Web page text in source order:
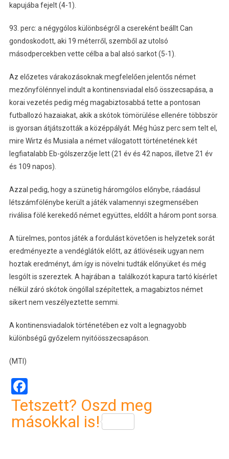
kapujába fejelt (4-1).
93. perc: a négygólos különbségről a csereként beállt Can
gondoskodott, aki 19 méterről, szemből az utolsó
másodpercekben vette célba a bal alsó sarkot (5-1).
Az előzetes várakozásoknak megfelelően jelentős német
mezőnyfölénnyel indult a kontinensviadal első összecsapása, a
korai vezetés pedig még magabiztosabbá tette a pontosan
futballozó hazaiakat, akik a skótok tömörülése ellenére többször
is gyorsan átjátszották a középpályát. Még húsz perc sem telt el,
mire Wirtz és Musiala a német válogatott történetének két
legfiatalabb Eb-gólszerzője lett (21 év és 42 napos, illetve 21 év
és 109 napos).
Azzal pedig, hogy a szünetig háromgólos előnybe, ráadásul
létszámfölénybe került a játék valamennyi szegmensében
riválisa fölé kerekedő német együttes, eldőlt a három pont sorsa.
A türelmes, pontos játék a fordulást követően is helyzetek sorát
eredményezte a vendéglátók előtt, az átlövéseik ugyan nem
hoztak eredményt, ám így is növelni tudták előnyüket és még
lesgólt is szereztek. A hajrában a találkozót kapura tartó kísérlet
nélkül záró skótok öngóllal szépítettek, a magabiztos német
sikert nem veszélyeztette semmi.
A kontinensviadalok történetében ez volt a legnagyobb
különbségű győzelem nyitóösszecsapáson.
(MTI)
Facebook
Tetszett? Oszd meg
másokkal is!